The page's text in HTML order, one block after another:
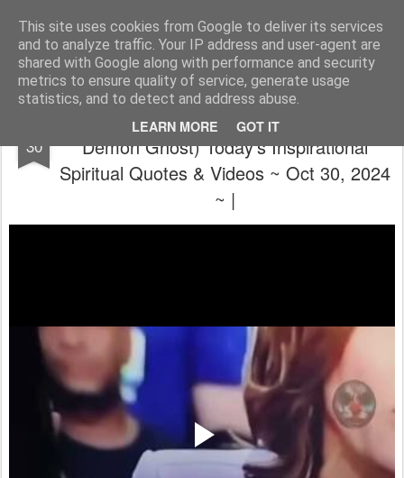
This site uses cookies from Google to deliver its services
and to analyze traffic. Your IP address and user-agent are
shared with Google along with performance and security
metrics to ensure quality of service, generate usage
statistics, and to detect and address abuse.
LEARN MORE GOT IT
The universe is eternal, infinite and vibrant, a conscious cosmos
Pages
30
🙏 ~ 💝(Comrade Kamabla Halloween
Demon Ghost) Today's Inspirational
Spiritual Quotes & Videos ~ Oct 30, 2024
~ |